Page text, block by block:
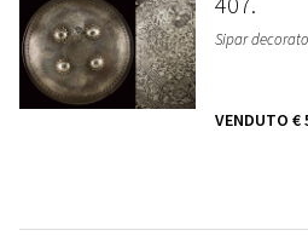
Sipar
VENDUTO €